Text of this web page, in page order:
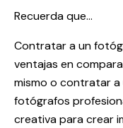
Recuerda que…
Contratar a un
ventajas en
mismo o contratar
fotógrafos
creativa para crear